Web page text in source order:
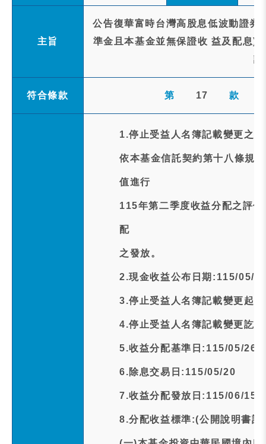
主旨
公告復華富時台灣高股息低波動證
準金且本基金並無保證收 益及配息
評
符合條款 第 17 款
1.停止受益人名簿記載變更之
依本基金信託契約第十八條規
值進行
115年第二季度收益分配之評
配
之發放。
2.現金收益公布日期:115/05/
3.停止受益人名簿記載變更起
4.停止受益人名簿記載變更訖
5.收益分配基準日:115/05/26
6.除息交易日:115/05/20
7.收益分配發放日:115/06/15
8.分配收益標準:(公開說明書記